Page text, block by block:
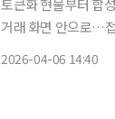
토큰화 현물부터 합
거래 화면 안으로…
2026-04-06 14:40